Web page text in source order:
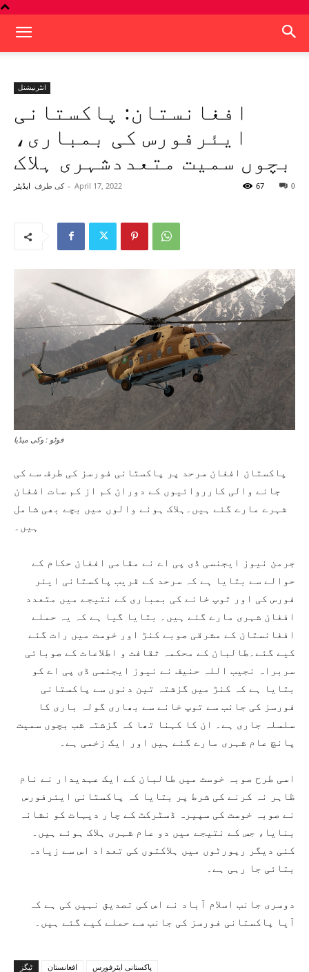
انٹرنیشنل
افغانستان: پاکستانی
ایئرفورس کی بمباری،
بچوں سمیت متعددشہری ہلاک
کی طرف ایڈیٹر - April 17, 2022 0
67
فوٹو : وکی میڈیا
پاکستان افغان سرحد پر پاکستانی فورسز کی طرف سے کی
جانے والی کارروائیوں کے دوران کم از کم سات افغان
شہرے مارے گئے ہیں۔ہلاک ہونے والوں میں بچے بھی شامل
ہیں۔
جرمن نیوز ایجنسی ڈی پی اے نے مقامی افغان حکام کے
حوالے سے بتایا ہے کہ سرحد کے قریب پاکستانی ایئر
فورس کی اور توپ خانے کی بمباری کے نتیجے میں متعدد
افغان شہری مارے گئے ہیں۔ بتایا گیا ہے کہ یہ حملے
افغانستان کے مشرقی صوبے کنڑ اور خوست میں رات گئے
کیے گئے۔طالبان کے محکمہ ثقافت و اطلاعات کے صوبائی
سربراہ نجیب اللہ حنیف نے نیوز ایجنسی ڈی پی اے کو
بتایا ہے کہ کنڑ میں گزشتہ تین دنوں سے پاکستانی
فورسز کی جانب سے توپ خانے سے بھاری گولہ باری کا
سلسلہ جاری ہے۔ ان کا کہنا تھا کہ گزشتہ شب بچوں سمیت
پانچ عام شہری مارے گئے ہیں اور ایک زخمی ہے۔
اسی طرح صوبہ خوست میں طالبان کے ایک عہدیدار نے نام
ظاہر نہ کرنے کی شرط پر بتایا کہ پاکستانی ایئرفورس
نے صوبہ خوست کی سپیرہ ڈسٹرکٹ کے چار دیہات کو نشانہ
بنایا، جس کے نتیجے میں دو عام شہری ہلاک ہوئے ہیں۔
کئی دیگر رپورٹوں میں ہلاکتوں کی تعداد اس سے زیادہ
بتائی جا رہی ہے۔
دوسری جانب اسلام آباد نے اس کی تصدیق نہیں کی ہے کہ
آیا پاکستانی فورسز کی جانب سے حملے کیے گئے ہیں۔
ٹیگز افغانستان پاکستانی ایئرفورس